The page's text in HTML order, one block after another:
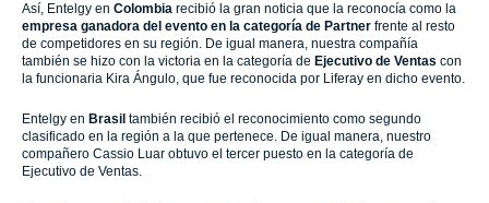
Así, Entelgy en Colombia recibió la gran noticia que la reconocía como la
empresa ganadora del evento en la categoría de Partner frente al resto
de competidores en su región. De igual manera, nuestra compañía
también se hizo con la victoria en la categoría de Ejecutivo de Ventas con
la funcionaria Kira Ángulo, que fue reconocida por Liferay en dicho evento.
Entelgy en Brasil también recibió el reconocimiento como segundo
clasificado en la región a la que pertenece. De igual manera, nuestro
compañero Cassio Luar obtuvo el tercer puesto en la categoría de
Ejecutivo de Ventas.